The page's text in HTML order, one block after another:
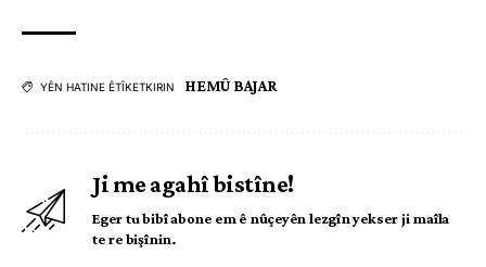
YÊN HATINE ÊTÎKETKIRIN HEMÛ BAJAR
Ji me agahî bistîne!
Eger tu bibî abone em ê nûçeyên lezgîn yekser ji maîla
te re bişînin.